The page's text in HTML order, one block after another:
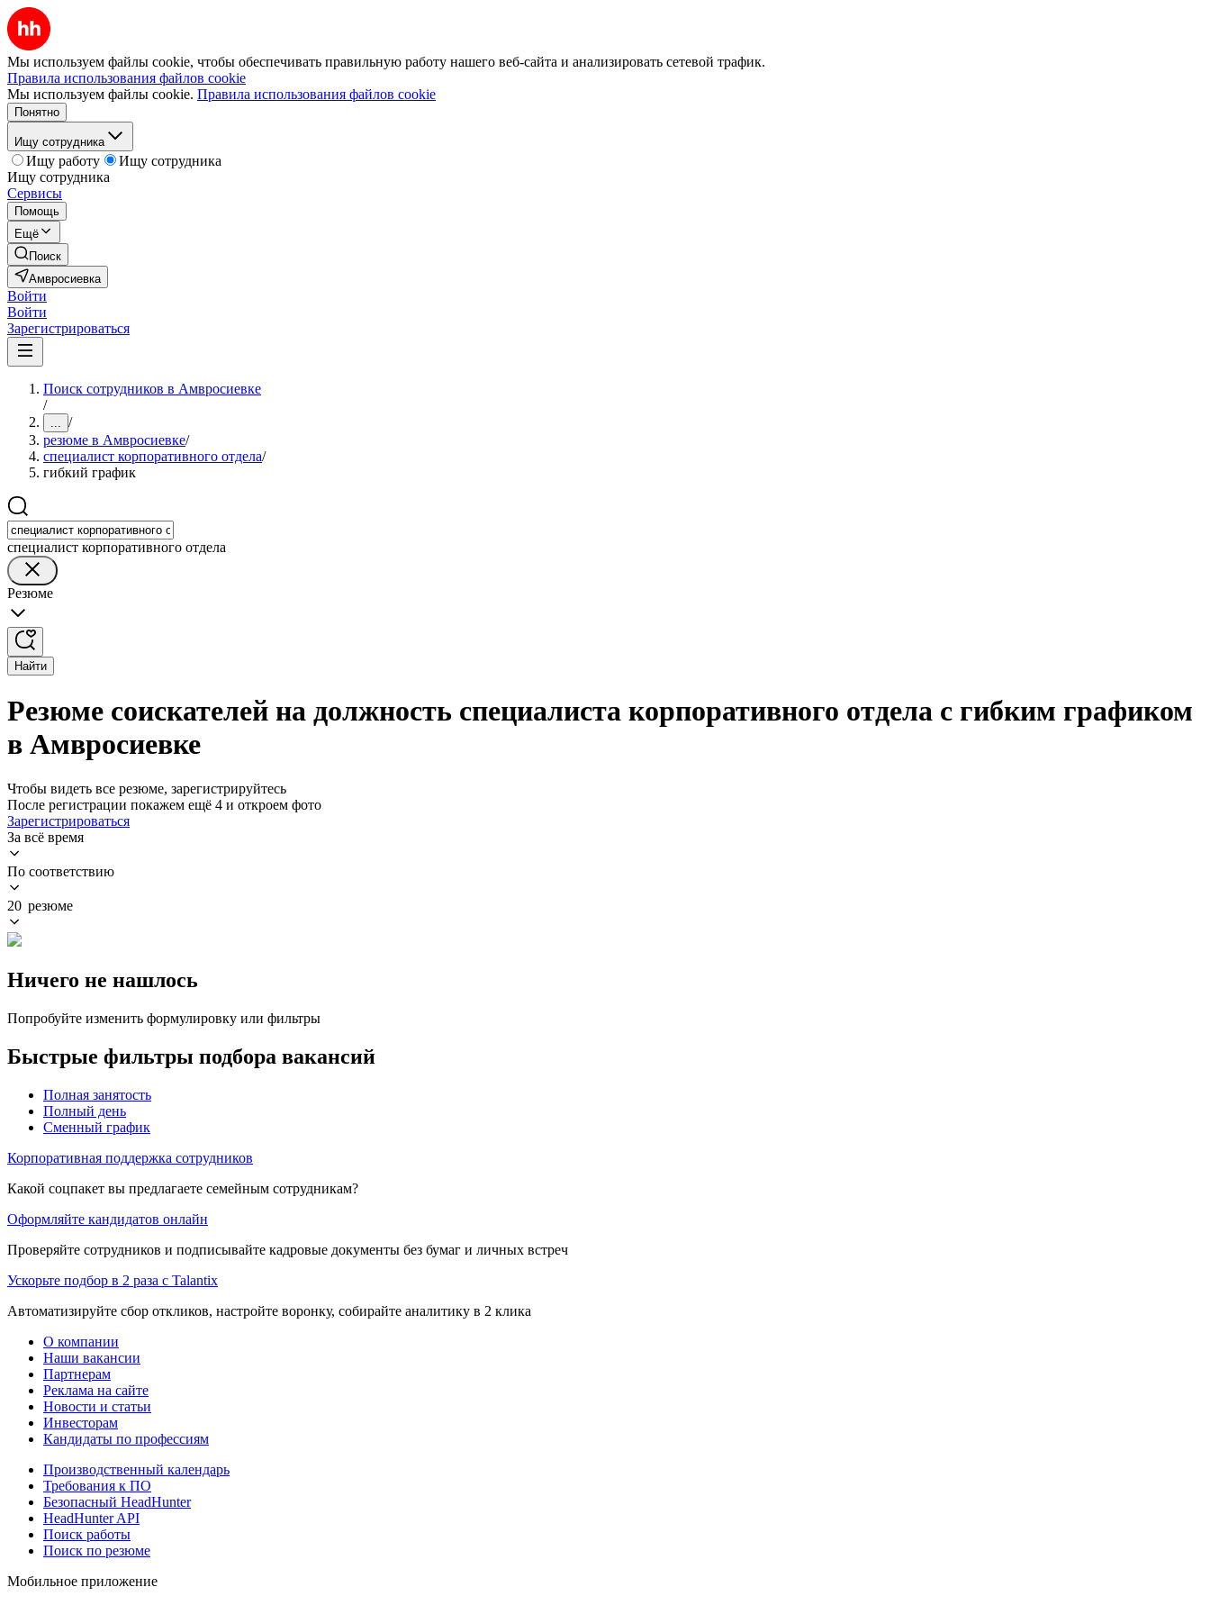
Мы используем файлы cookie, чтобы обеспечивать правильную работу нашего веб-сайта и анализировать сетевой трафик.
Правила использования файлов cookie
Мы используем файлы cookie. Правила использования файлов cookie
Понятно
Ищу сотрудника
Ищу работу
Ищу сотрудника
Ищу сотрудника
Сервисы
Помощь
Ещё
Поиск
Амвросиевка
Войти
Войти
Зарегистрироваться
Поиск сотрудников в Амвросиевке
/
... /
резюме в Амвросиевке/
специалист корпоративного отдела/
гибкий график
специалист корпоративного отдела
Резюме
Найти
Резюме соискателей на должность специалиста корпоративного отдела с гибким графиком
в Амвросиевке
Чтобы видеть все резюме, зарегистрируйтесь
После регистрации покажем ещё 4 и откроем фото
Зарегистрироваться
За всё время
По соответствию
20 резюме
Ничего не нашлось
Попробуйте изменить формулировку или фильтры
Быстрые фильтры подбора вакансий
Полная занятость
Полный день
Сменный график
Корпоративная поддержка сотрудников
Какой соцпакет вы предлагаете семейным сотрудникам?
Оформляйте кандидатов онлайн
Проверяйте сотрудников и подписывайте кадровые документы без бумаг и личных встреч
Ускорьте подбор в 2 раза с Talantix
Автоматизируйте сбор откликов, настройте воронку, собирайте аналитику в 2 клика
О компании
Наши вакансии
Партнерам
Реклама на сайте
Новости и статьи
Инвесторам
Кандидаты по профессиям
Производственный календарь
Требования к ПО
Безопасный HeadHunter
HeadHunter API
Поиск работы
Поиск по резюме
Мобильное приложение